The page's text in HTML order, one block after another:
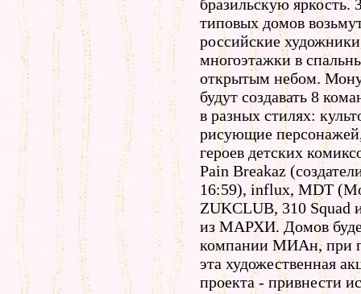
бразильскую яркость.
типовых домов
российские
многоэтажки в
открытым небом.
будут создавать 8
в разных стилях:
рисующие
героев детских
Pain Breakaz
16:59), influx, MDT
ZUKCLUB, 310 Squad
из МАРХИ. Домов
компании МИАн, при
эта художественная
проекта - привнести